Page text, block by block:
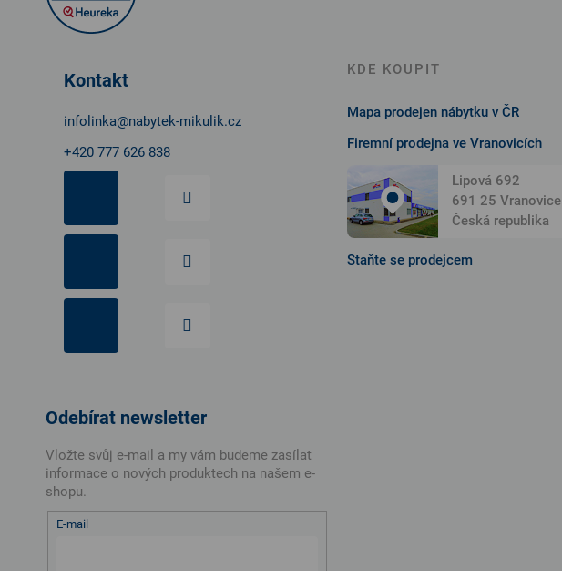
Kontakt
infolinka@nabytek-mikulik.cz
+420 777 626 838
KDE KOUPIT
Mapa prodejen nábytku v ČR
Firemní prodejna ve Vranovicích
Lipová 692
691 25 Vranovice
Česká republika
Staňte se prodejcem
Odebírat newsletter
Vložte svůj e-mail a my vám budeme zasílat
informace o nových produktech na našem e-
shopu.
E-mail